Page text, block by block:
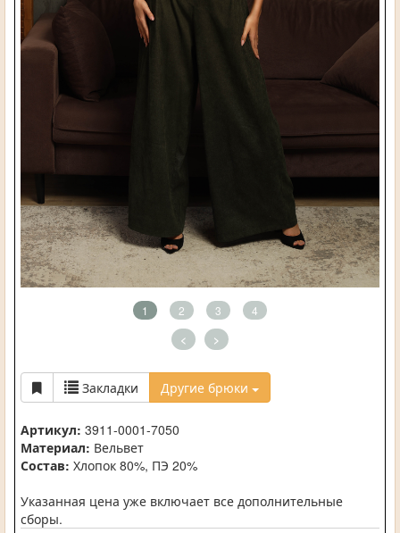
1 2 3 4
< >
Закладки Другие брюки
Артикул: 3911-0001-7050
Материал: Вельвет
Состав: Хлопок 80%, ПЭ 20%
Указанная цена уже включает все дополнительные
сборы.